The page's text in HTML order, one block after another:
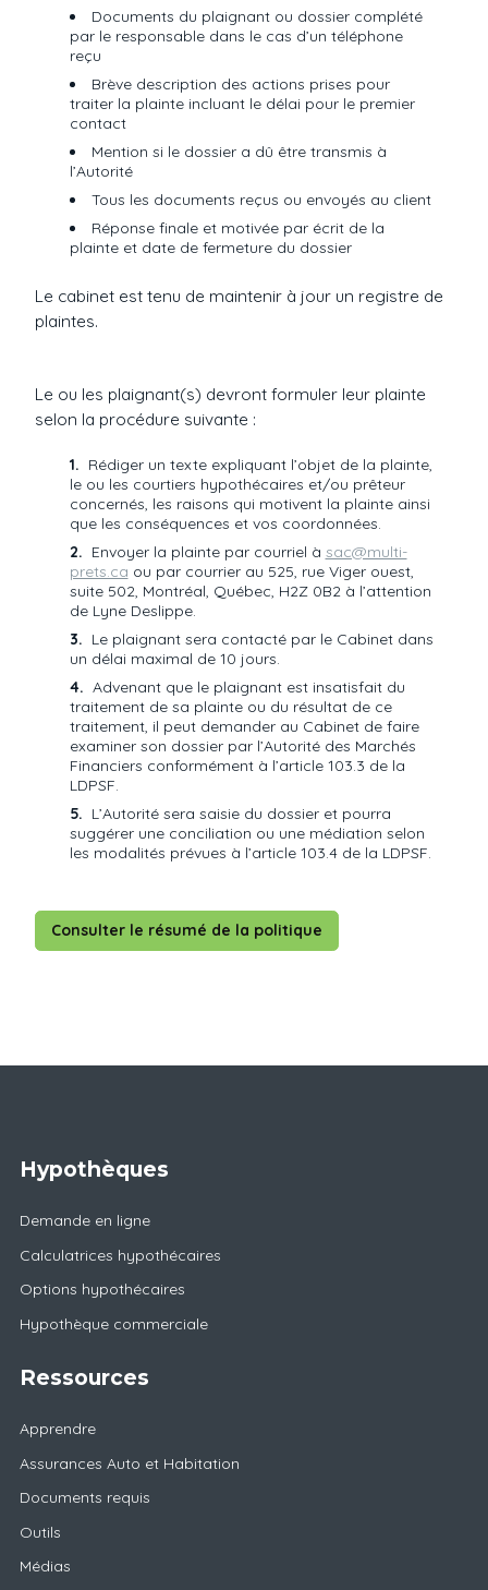
Documents du plaignant ou dossier complété
par le responsable dans le cas d’un téléphone
reçu
Brève description des actions prises pour
traiter la plainte incluant le délai pour le premier
contact
Mention si le dossier a dû être transmis à
l’Autorité
Tous les documents reçus ou envoyés au client
Réponse finale et motivée par écrit de la
plainte et date de fermeture du dossier
Le cabinet est tenu de maintenir à jour un registre de
plaintes.
Le ou les plaignant(s) devront formuler leur plainte
selon la procédure suivante :
Rédiger un texte expliquant l’objet de la plainte,
le ou les courtiers hypothécaires et/ou prêteur
concernés, les raisons qui motivent la plainte ainsi
que les conséquences et vos coordonnées.
Envoyer la plainte par courriel à sac@multi-
prets.ca ou par courrier au 525, rue Viger ouest,
suite 502, Montréal, Québec, H2Z 0B2 à l’attention
de Lyne Deslippe.
Le plaignant sera contacté par le Cabinet dans
un délai maximal de 10 jours.
Advenant que le plaignant est insatisfait du
traitement de sa plainte ou du résultat de ce
traitement, il peut demander au Cabinet de faire
examiner son dossier par l’Autorité des Marchés
Financiers conformément à l’article 103.3 de la
LDPSF.
L’Autorité sera saisie du dossier et pourra
suggérer une conciliation ou une médiation selon
les modalités prévues à l’article 103.4 de la LDPSF.
Consulter le résumé de la politique
Hypothèques
Demande en ligne
Calculatrices hypothécaires
Options hypothécaires
Hypothèque commerciale
Ressources
Apprendre
Assurances Auto et Habitation
Documents requis
Outils
Médias